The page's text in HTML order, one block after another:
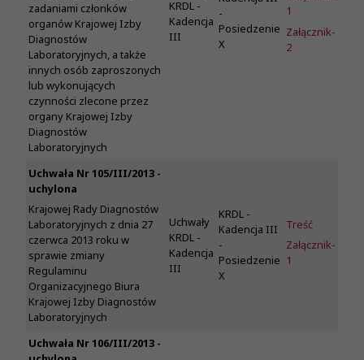
zadaniami członków
organów Krajowej Izby
Diagnostów
Laboratoryjnych, a także
innych osób zaproszonych
lub wykonujących
czynności zlecone przez
organy Krajowej Izby
Diagnostów
Laboratoryjnych
KRDL -
Kadencja
III
-
Posiedzenie
X
1
Załącznik-
2
Uchwała Nr 105/III/2013 -
uchylona
Krajowej Rady Diagnostów
Laboratoryjnych z dnia 27
czerwca 2013 roku w
sprawie zmiany
Regulaminu
Organizacyjnego Biura
Krajowej Izby Diagnostów
Laboratoryjnych
Uchwały
KRDL -
Kadencja
III
KRDL -
Kadencja III
-
Posiedzenie
X
Treść
Załącznik-
1
Uchwała Nr 106/III/2013 -